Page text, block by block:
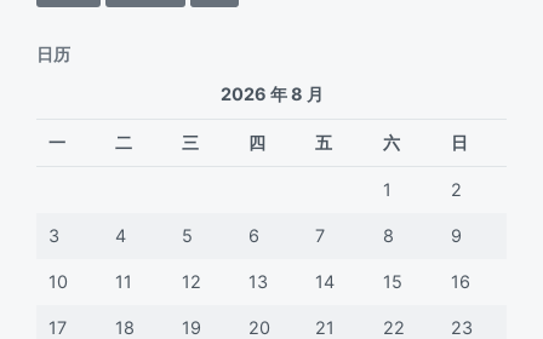
日历
2026 年 8 月
一 二 三 四 五 六 日
1 2
3 4 5 6 7 8 9
10 11 12 13 14 15 16
17 18 19 20 21 22 23